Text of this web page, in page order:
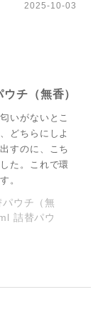
2025-10-03
チ（無香）
いがないとこ
どちらにしよ
すのに、こち
た。これで環
。
ウチ（無
詰替パウ